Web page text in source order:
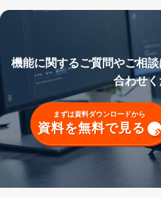
機能に関するご質問やご相
合わせ
まずは資料ダウンロードから
資料を無料で見る